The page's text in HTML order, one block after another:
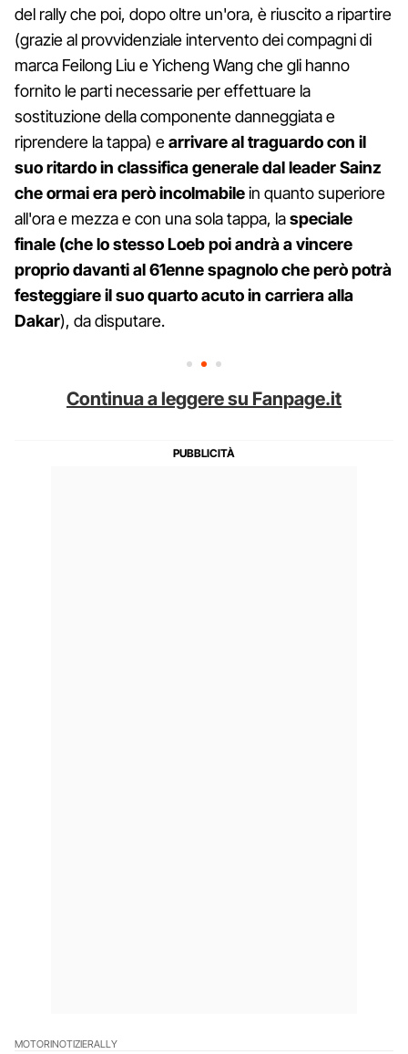
del rally che poi, dopo oltre un'ora, è riuscito a ripartire
(grazie al provvidenziale intervento dei compagni di
marca Feilong Liu e Yicheng Wang che gli hanno
fornito le parti necessarie per effettuare la
sostituzione della componente danneggiata e
riprendere la tappa) earrivare al traguardo con il
suo ritardo in classifica generale dal leader Sainz
che ormai era però incolmabilein quanto superiore
all'ora e mezza e con una sola tappa, laspeciale
finale (che lo stesso Loeb poi andrà a vincere
proprio davanti al 61enne spagnolo che però potrà
festeggiare il suo quarto acuto in carriera alla
Dakar), da disputare.
Continua a leggere su Fanpage.it
MOTORINOTIZIERALLY